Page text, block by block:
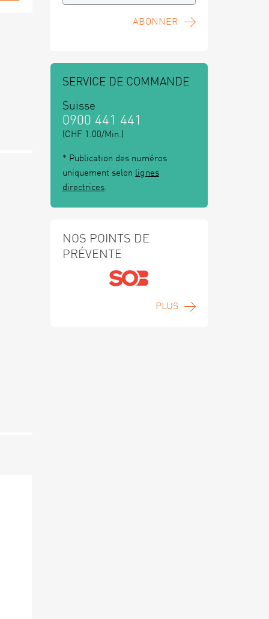
ABONNER
SERVICE DE COMMANDE
Suisse
0900 441 441
(CHF 1.00/Min.)
* Publication des numéros
uniquement selon lignes
directrices.
NOS POINTS DE
PRÉVENTE
PLUS